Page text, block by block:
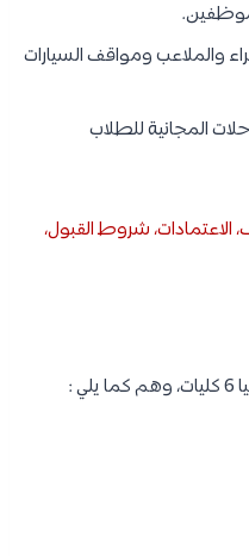
والملاعب ومواقف السيارات
المجانية للطلاب
الاعتمادات، شروط القبول،
: